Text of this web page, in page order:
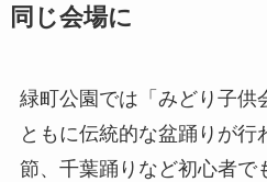
同じ会場に
緑町公園では「みどり子供
ともに伝統的な盆踊りが行
節、千葉踊りなど初心者で